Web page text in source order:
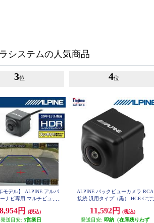
システムの人気商品
3位
モデル】 ALPINE アルパ
ナビ専用 マルチビュー
円
(税込)
発送目安: 5営業日
4位
ALPINE バックビューカメラ RCA
接続 汎用タイプ（黒） HCE-C100
11,592円
(税込)
発送目安: 即納（在庫残りわず